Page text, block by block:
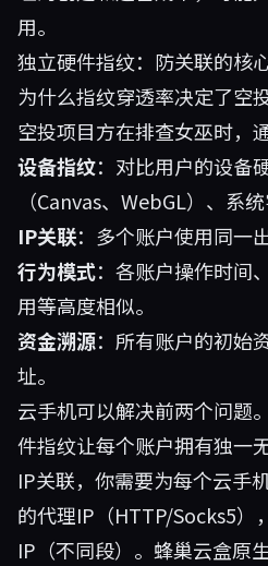
用。
独立硬件指纹：防关联的核
为什么指纹穿透率决定了空
空投项目方在排查女巫时，
设备指纹：对比用户的设备
（Canvas、WebGL）、系
IP关联：多个账户使用同一
行为模式：各账户操作时间
用等高度相似。
资金溯源：所有账户的初始
址。
云手机可以解决前两个问题
件指纹让每个账户拥有独
IP关联，你需要为每个云手
的代理IP（HTTP/Socks5）
IP（不同段）。蜂巢云盒原